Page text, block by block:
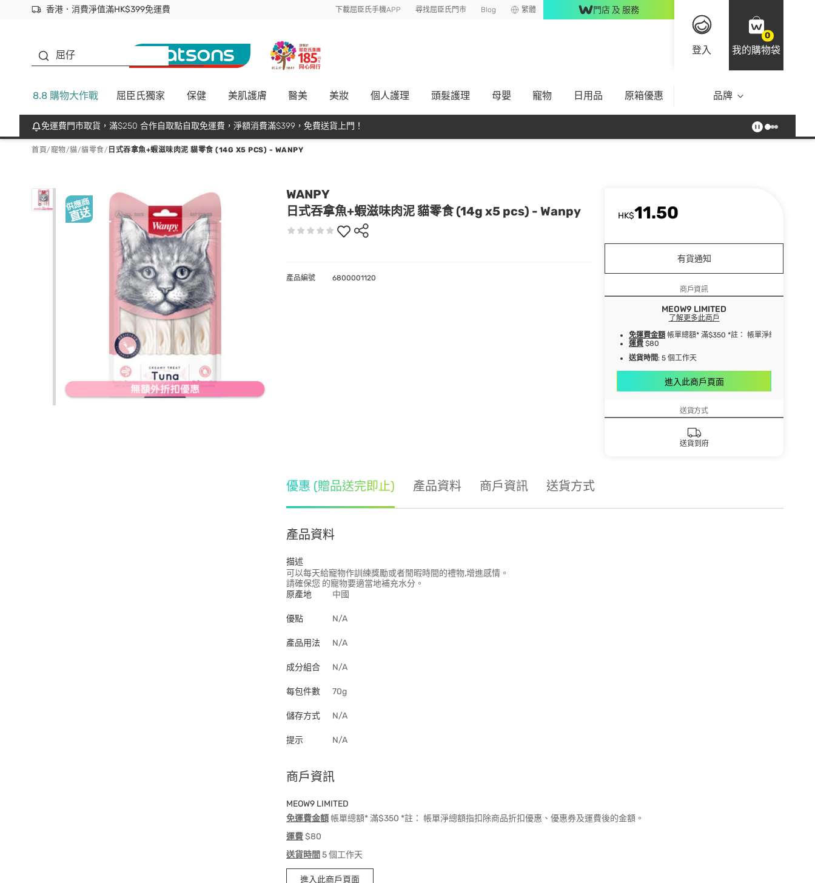
香港．消費淨值滿HK$399免運費
立即成為易賞錢會員盡享獨家優惠
首次APP下單買滿$450 輸入 NEWAPP 即減$50 下載屈臣氏手機APP 尋找屈臣氏門市 Blog 繁體 門店 及 服務
登入
0
我的購物袋
屈仔
8.8 購物大作戰 屈臣氏獨家 保健 美肌護膚 醫美 美妝 個人護理 頭髮護理 母嬰 寵物 日用品 原箱優惠 品牌
免運費門市取貨，滿$250 合作自取點自取免運費，淨額消費滿$399，免費送貨上門！
首頁/寵物/貓/貓零食/ 日式吞拿魚+蝦滋味肉泥 貓零食 (14G X5 PCS) - WANPY
WANPY
日式吞拿魚+蝦滋味肉泥 貓零食 (14g x5 pcs) - Wanpy
HK$11.50
有貨通知
商戶資訊
MEOW9 LIMITED
了解更多此商戶
免運費金額 帳單總額* 滿$350 *註： 帳單淨總額指扣除
運費 $80
送貨時間: 5 個工作天
進入此商戶頁面
送貨方式
送貨到府
產品編號 6800001120
優惠 (贈品送完即止) 產品資料 商戶資訊 送貨方式
產品資料
描述
可以每天給寵物作訓練獎勵或者閒暇時間的禮物,增進感情。
請確保您 的寵物要適當地補充水分。
原產地
中國
優點 N/A
產品用法 N/A
成分組合 N/A
每包件數 70g
儲存方式 N/A
提示 N/A
商戶資訊
MEOW9 LIMITED
免運費金額 帳單總額* 滿$350 *註： 帳單淨總額指扣除商品折扣優惠、優惠券及運費後的金額。
運費$80
送貨時間 5 個工作天
進入此商戶頁面